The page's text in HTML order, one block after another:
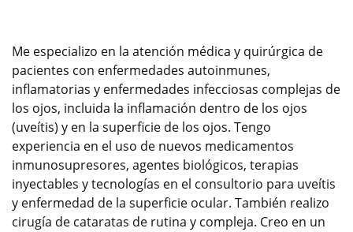
Me especializo en la atención médica y quirúrgica de
pacientes con enfermedades autoinmunes,
inflamatorias y enfermedades infecciosas complejas de
los ojos, incluida la inflamación dentro de los ojos
(uveítis) y en la superficie de los ojos. Tengo
experiencia en el uso de nuevos medicamentos
inmunosupresores, agentes biológicos, terapias
inyectables y tecnologías en el consultorio para uveítis
y enfermedad de la superficie ocular. También realizo
cirugía de cataratas de rutina y compleja. Creo en un